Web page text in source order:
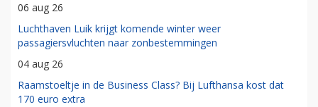
06 aug 26
Luchthaven Luik krijgt komende winter weer
passagiersvluchten naar zonbestemmingen
04 aug 26
Raamstoeltje in de Business Class? Bij Lufthansa kost dat
170 euro extra